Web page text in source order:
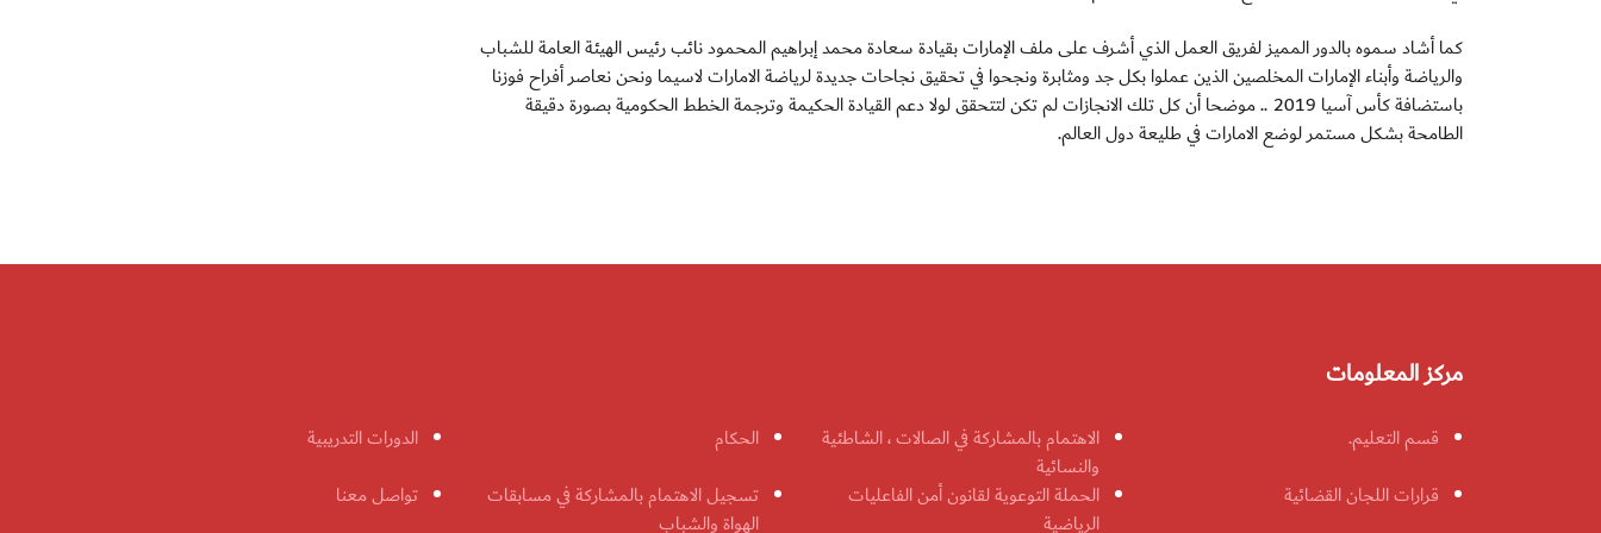
كما أشاد سموه بالدور المميز لفريق العمل الذي أشرف على ملف الإمارات بقيادة سعادة محمد إبراهيم المحمود نائب رئيس الهيئة العامة للشباب
والرياضة وأبناء الإمارات المخلصين الذين عملوا بكل جد ومثابرة ونجحوا في تحقيق نجاحات جديدة لرياضة الامارات لاسيما ونحن نعاصر أفراح فوزنا
باستضافة كأس آسيا 2019 .. موضحا أن كل تلك الانجازات لم تكن لتتحقق لولا دعم القيادة الحكيمة وترجمة الخطط الحكومية بصورة دقيقة
الطامحة بشكل مستمر لوضع الامارات في طليعة دول العالم.
مركز المعلومات
قسم التعليم.
الاهتمام بالمشاركة في الصالات ، الشاطئية
والنسائية
الحكام
الدورات التدريبية
قرارات اللجان القضائية
الحملة التوعوية لقانون أمن الفاعليات
الرياضية
تسجيل الاهتمام بالمشاركة في مسابقات
الهواة والشباب
تواصل معنا